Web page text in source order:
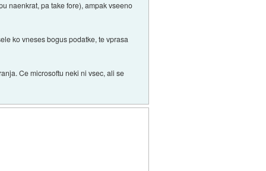
naenkrat, pa take fore), ampak vseeno
ko vneses bogus podatke, te vprasa
Ce microsoftu neki ni vsec, ali se